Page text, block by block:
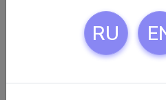
RU
що він відповідає вашим
виникли додаткові
попросити повернення, не